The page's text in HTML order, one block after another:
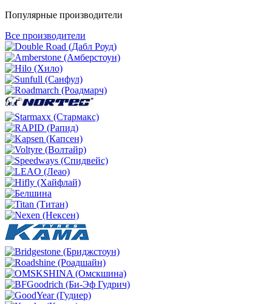
Популярные производители
Все производители